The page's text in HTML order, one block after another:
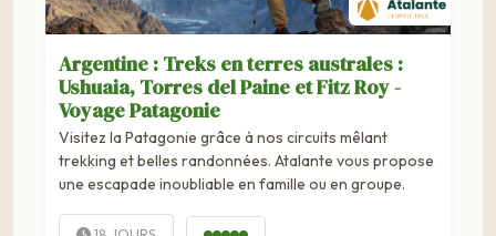
Argentine : Treks en terres australes :
Ushuaia, Torres del Paine et Fitz Roy -
Voyage Patagonie
Visitez la Patagonie grâce à nos circuits mêlant
trekking et belles randonnées. Atalante vous propose
une escapade inoubliable en famille ou en groupe.